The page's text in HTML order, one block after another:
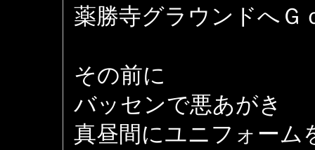
薬勝寺グラウンドへＧ
その前に
バッセンで悪あがき
真昼間にユニフォーム